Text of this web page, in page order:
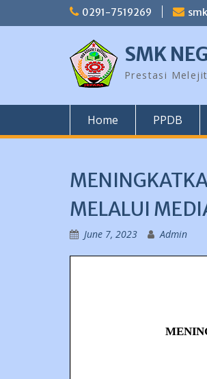
0291-7519269
SMK
Prestasi
Home PPDB
MELALUI
June 7, 2023 Admin